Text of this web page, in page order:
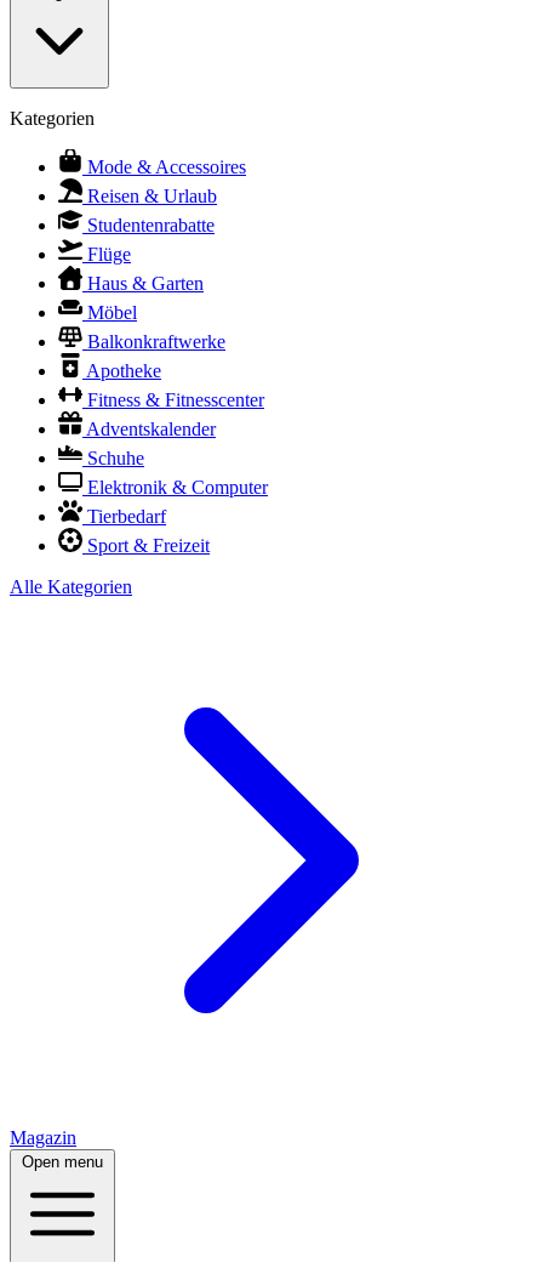
Kategorien
Mode & Accessoires
Reisen & Urlaub
Studentenrabatte
Flüge
Haus & Garten
Möbel
Balkonkraftwerke
Apotheke
Fitness & Fitnesscenter
Adventskalender
Schuhe
Elektronik & Computer
Tierbedarf
Sport & Freizeit
Alle Kategorien
Magazin
Open menu